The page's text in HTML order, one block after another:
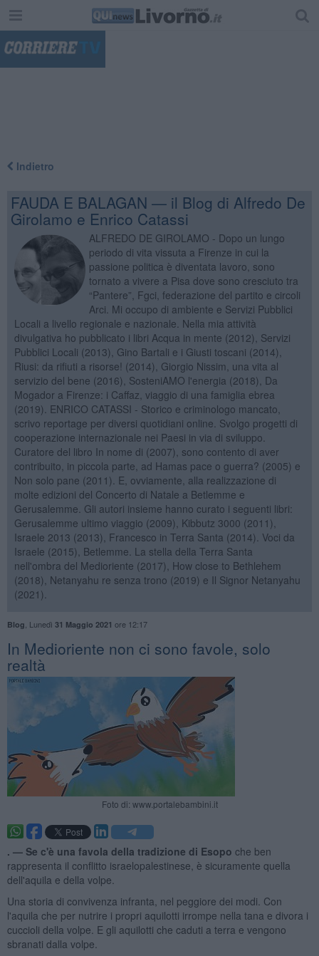
Indietro
FAUDA E BALAGAN — il Blog di Alfredo De
Girolamo e Enrico Catassi
ALFREDO DE GIROLAMO - Dopo un lungo
periodo di vita vissuta a Firenze in cui la
passione politica è diventata lavoro, sono
tornato a vivere a Pisa dove sono cresciuto tra
“Pantere”, Fgci, federazione del partito e circoli
Arci. Mi occupo di ambiente e Servizi Pubblici
Locali a livello regionale e nazionale. Nella mia attività
divulgativa ho pubblicato i libri Acqua in mente (2012), Servizi
Pubblici Locali (2013), Gino Bartali e i Giusti toscani (2014),
Riusi: da rifiuti a risorse! (2014), Giorgio Nissim, una vita al
servizio del bene (2016), SosteniAMO l'energia (2018), Da
Mogador a Firenze: i Caffaz, viaggio di una famiglia ebrea
(2019). ENRICO CATASSI - Storico e criminologo mancato,
scrivo reportage per diversi quotidiani online. Svolgo progetti di
cooperazione internazionale nei Paesi in via di sviluppo.
Curatore del libro In nome di (2007), sono contento di aver
contribuito, in piccola parte, ad Hamas pace o guerra? (2005) e
Non solo pane (2011). E, ovviamente, alla realizzazione di
molte edizioni del Concerto di Natale a Betlemme e
Gerusalemme. Gli autori insieme hanno curato i seguenti libri:
Gerusalemme ultimo viaggio (2009), Kibbutz 3000 (2011),
Israele 2013 (2013), Francesco in Terra Santa (2014). Voci da
Israele (2015), Betlemme. La stella della Terra Santa
nell'ombra del Medioriente (2017), How close to Bethlehem
(2018), Netanyahu re senza trono (2019) e Il Signor Netanyahu
(2021).
Blog Lunedì 31 Maggio 2021 ore 12:17
In Medioriente non ci sono favole, solo
realtà
Foto di: www.portalebambini.it
. — Se c'è una favola della tradizione di Esopo che ben
rappresenta il conflitto israelopalestinese, è sicuramente quella
dell'aquila e della volpe.
Una storia di convivenza infranta, nel peggiore dei modi. Con
l'aquila che per nutrire i propri aquilotti irrompe nella tana e divora i
cuccioli della volpe. E gli aquilotti che caduti a terra e vengono
sbranati dalla volpe.